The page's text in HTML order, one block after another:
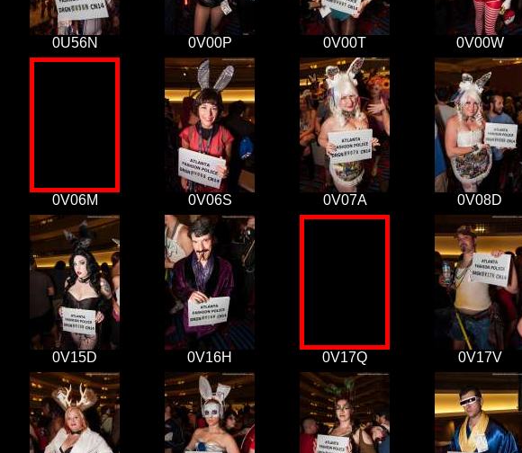
0U56N 0V00P 0V00T 0V00W
0V06M 0V06S 0V07A 0V08D
0V15D 0V16H 0V17Q 0V17V